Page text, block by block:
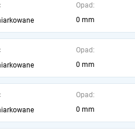
Opad:
0 mm
Opad:
0 mm
Opad:
0 mm